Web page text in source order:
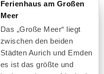
Ferienhaus am Großen
Meer
Das „Große Meer“ liegt
zwischen den beiden
Städten Aurich und Emden
es ist das größte und